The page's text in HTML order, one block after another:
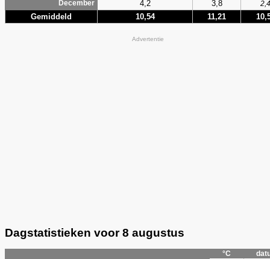
December
4,2 3,8 2,4
Gemiddeld 10,54 11,21
Advertentie
Dagstatistieken voor 8 augustus
°C